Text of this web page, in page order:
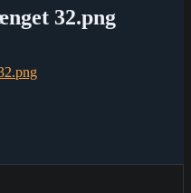
32.png